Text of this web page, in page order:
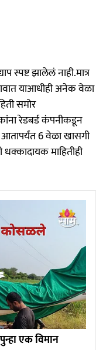
स्पष्ट झालेलं नाही.मात्र
याआधीही अनेक वेळा
समोर
रेडबर्ड कंपनीकडून
आतापर्यंत 6 वेळा खासगी
माहितीही
एक विमान